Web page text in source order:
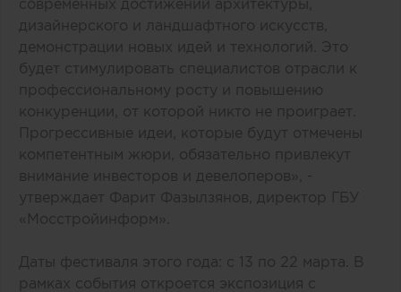
современных достижений архитектуры,
дизайнерского и ландшафтного искусств,
демонстрации новых идей и технологий. Это
будет стимулировать специалистов отрасли к
профессиональному росту и повышению
конкуренции, от которой никто не проиграет.
Прогрессивные идеи, которые будут отмечены
компетентным жюри, обязательно привлекут
внимание инвесторов и девелоперов», -
утверждает Фарит Фазылзянов, директор ГБУ
«Мосстройинформ».
Даты фестиваля этого года: с 13 по 22 марта. В
рамках события откроется экспозиция с